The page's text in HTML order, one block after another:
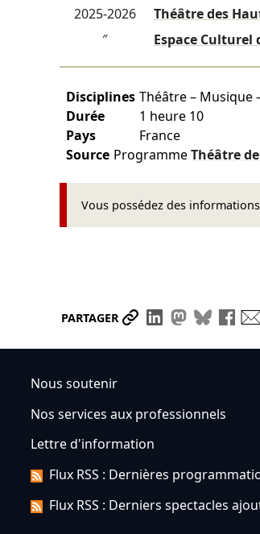
2025-2026 Théâtre des
″ Espace Culturel
Disciplines Théâtre – Musique
Durée
1 heure 10
Pays
France
Source ProgrammeThéâtre
Vous possédez des
PARTAGER Partager le lien
Partager sur
Partager
Nous soutenir
Nos services aux professionnels
Lettre d'information
Flux RSS : Dernières
Flux RSS : Derniers spectacles